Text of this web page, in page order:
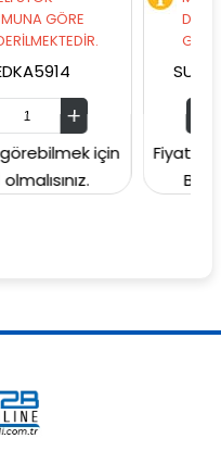
için
DURUMUNA GÖRE
Fiyatları
BAYİ